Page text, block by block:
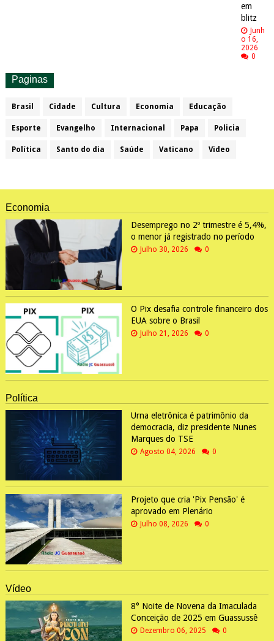
em
blitz
Junh
o 16,
2026
0
Paginas
Brasil Cidade Cultura Economia Educação
Esporte Evangelho Internacional Papa Policia
Política Santo do dia Saúde Vaticano Video
Economia
Desemprego no 2º trimestre é 5,4%,
o menor já registrado no período
Julho 30, 2026 0
O Pix desafia controle financeiro dos
EUA sobre o Brasil
Julho 21, 2026 0
Política
Urna eletrônica é patrimônio da
democracia, diz presidente Nunes
Marques do TSE
Agosto 04, 2026 0
Projeto que cria 'Pix Pensão' é
aprovado em Plenário
Julho 08, 2026 0
Vídeo
8° Noite de Novena da Imaculada
Conceição de 2025 em Guassussê
Dezembro 06, 2025 0